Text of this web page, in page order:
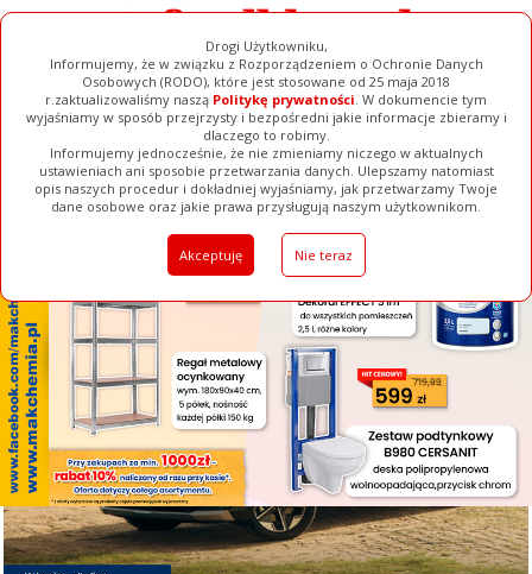
Drogi Użytkowniku,
Informujemy, że w związku z Rozporządzeniem o Ochronie Danych
Osobowych (RODO), które jest stosowane od 25 maja 2018
r.zaktualizowaliśmy naszą Politykę prywatności. W dokumencie tym
wyjaśniamy w sposób przejrzysty i bezpośredni jakie informacje zbieramy i
dlaczego to robimy.
Informujemy jednocześnie, że nie zmieniamy niczego w aktualnych
ustawieniach ani sposobie przetwarzania danych. Ulepszamy natomiast
opis naszych procedur i dokładniej wyjaśniamy, jak przetwarzamy Twoje
dane osobowe oraz jakie prawa przysługują naszym użytkownikom.
Akceptuję Nie teraz
[ ZAMKNIJ ]
Ogłoszenia Filmy Galerie Baza Firm Pełna Wersja